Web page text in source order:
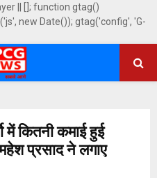
|| []; function gtag()
new Date()); gtag('config', 'G-
कितनी कमाई हुई
प्रसाद ने लगाए